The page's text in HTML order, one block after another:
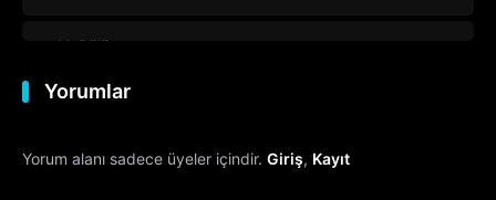
11. Bölüm
12. Bölüm
13. Bölüm
Yorumlar
Yorum alanı sadece üyeler içindir. Giriş, Kayıt